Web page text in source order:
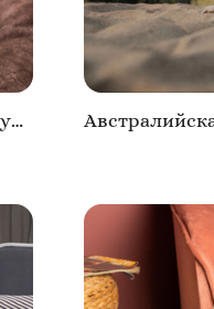
Французский Бульдог — Банутти Краля Фортуна Дог | id 26706